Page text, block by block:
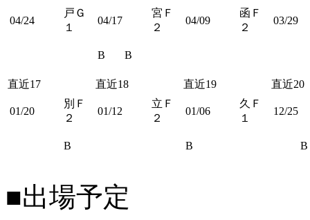
04/24
戸Ｇ
１
04/17
宮Ｆ
２
B B
04/09
函Ｆ
２
03/29
直近17 直近18 直近19 直近20
01/20
別Ｆ
２
B
01/12
立Ｆ
２
01/06
久Ｆ
１
B
12/25
B
■出場予定